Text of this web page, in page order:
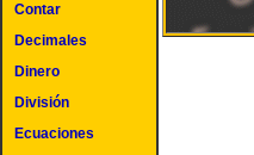
Contar
Decimales
Dinero
División
Ecuaciones